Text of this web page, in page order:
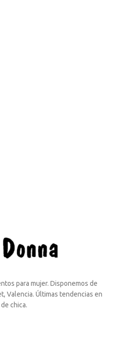
para mujer. Disponemos de
Valencia. Últimas tendencias en
chica.